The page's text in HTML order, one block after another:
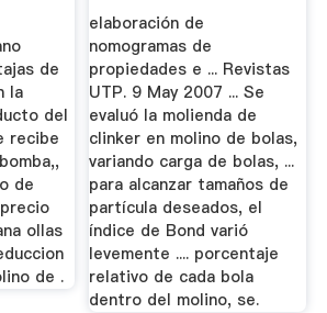
de
la
del
recibe
de
ollas
de .
elaboración de
nomogramas de
propiedades e ... Revistas
UTP. 9 May 2007 ... Se
evaluó la molienda de
clinker en molino de bolas,
variando carga de bolas, ...
para alcanzar tamaños de
partícula deseados, el
índice de Bond varió
levemente .... porcentaje
relativo de cada bola
dentro del molino, se.